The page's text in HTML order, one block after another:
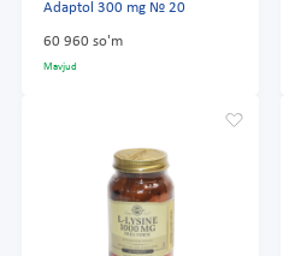
Adaptol 300 mg № 20
60 960 so'm
Mavjud